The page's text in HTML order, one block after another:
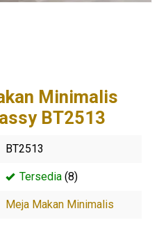
Minimalis
BT2513
BT2513
Tersedia (8)
Meja Makan Minimalis